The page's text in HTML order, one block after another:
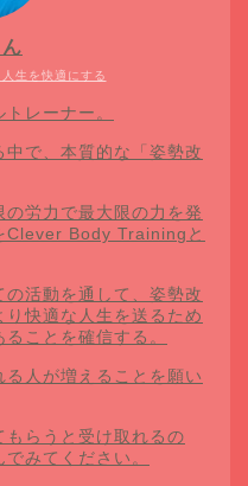
生を快適にする
レーナー。
中で、本質的な「姿勢改
労力で最大限の力を発
Clever Body Trainingと
活動を通して、姿勢改
快適な人生を送るため
ことを確信する。
人が増えることを願い
らうと受け取れるの
みてください。